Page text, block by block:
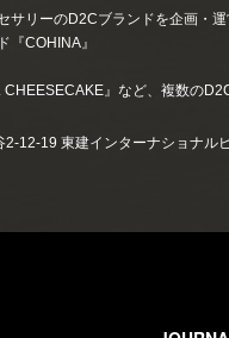
サリーのD2Cブランドを企画・
『COHINA』
CHEESECAKE』など、複数の
12-19 東建インターナショナル